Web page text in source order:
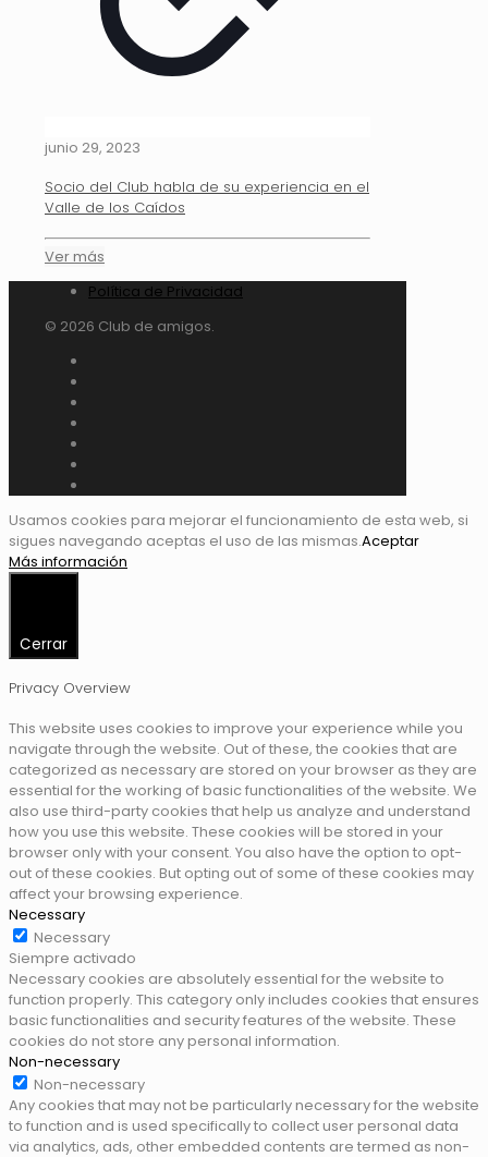
junio 29, 2023
Socio del Club habla de su experiencia en el
Valle de los Caídos
Ver más
Política de Privacidad
© 2026 Club de amigos.
Usamos cookies para mejorar el funcionamiento de esta web, si
sigues navegando aceptas el uso de las mismas.Aceptar
Más información
Cerrar
Privacy Overview
This website uses cookies to improve your experience while you
navigate through the website. Out of these, the cookies that are
categorized as necessary are stored on your browser as they are
essential for the working of basic functionalities of the website. We
also use third-party cookies that help us analyze and understand
how you use this website. These cookies will be stored in your
browser only with your consent. You also have the option to opt-
out of these cookies. But opting out of some of these cookies may
affect your browsing experience.
Necessary
Necessary
Siempre activado
Necessary cookies are absolutely essential for the website to
function properly. This category only includes cookies that ensures
basic functionalities and security features of the website. These
cookies do not store any personal information.
Non-necessary
Non-necessary
Any cookies that may not be particularly necessary for the website
to function and is used specifically to collect user personal data
via analytics, ads, other embedded contents are termed as non-